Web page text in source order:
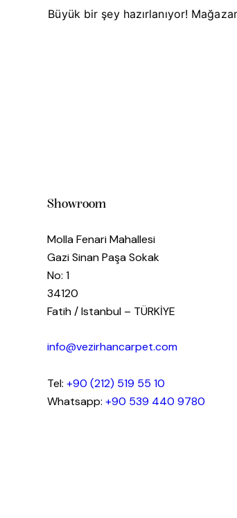
Büyük bir şey hazırlanıyor!
Showroom
Molla Fenari Mahallesi
Gazi Sinan Paşa Sokak
No: 1
34120
Fatih / Istanbul – TÜRKİYE
info@vezirhancarpet.com
Tel: +90 (212) 519 55 10
Whatsapp: +90 539 440 9780